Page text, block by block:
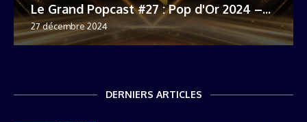
Le Grand Popcast #27 : Pop d'Or 2024 –...
27 décembre 2024
DERNIERS ARTICLES